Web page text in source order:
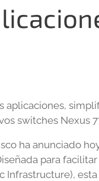
aplicaciones,
switches Nexus
ha anunciado
para